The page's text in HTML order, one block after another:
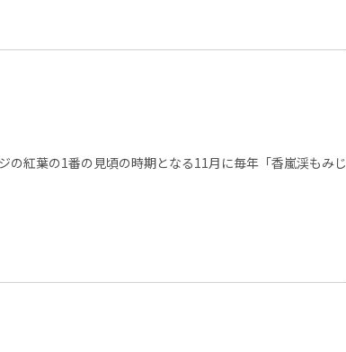
紅葉の1番の見頃の時期となる11月に毎年「香嵐渓もみじ